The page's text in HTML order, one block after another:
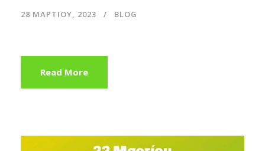
28 ΜΑΡΤΊΟΥ, 2023 BLOG
Read More